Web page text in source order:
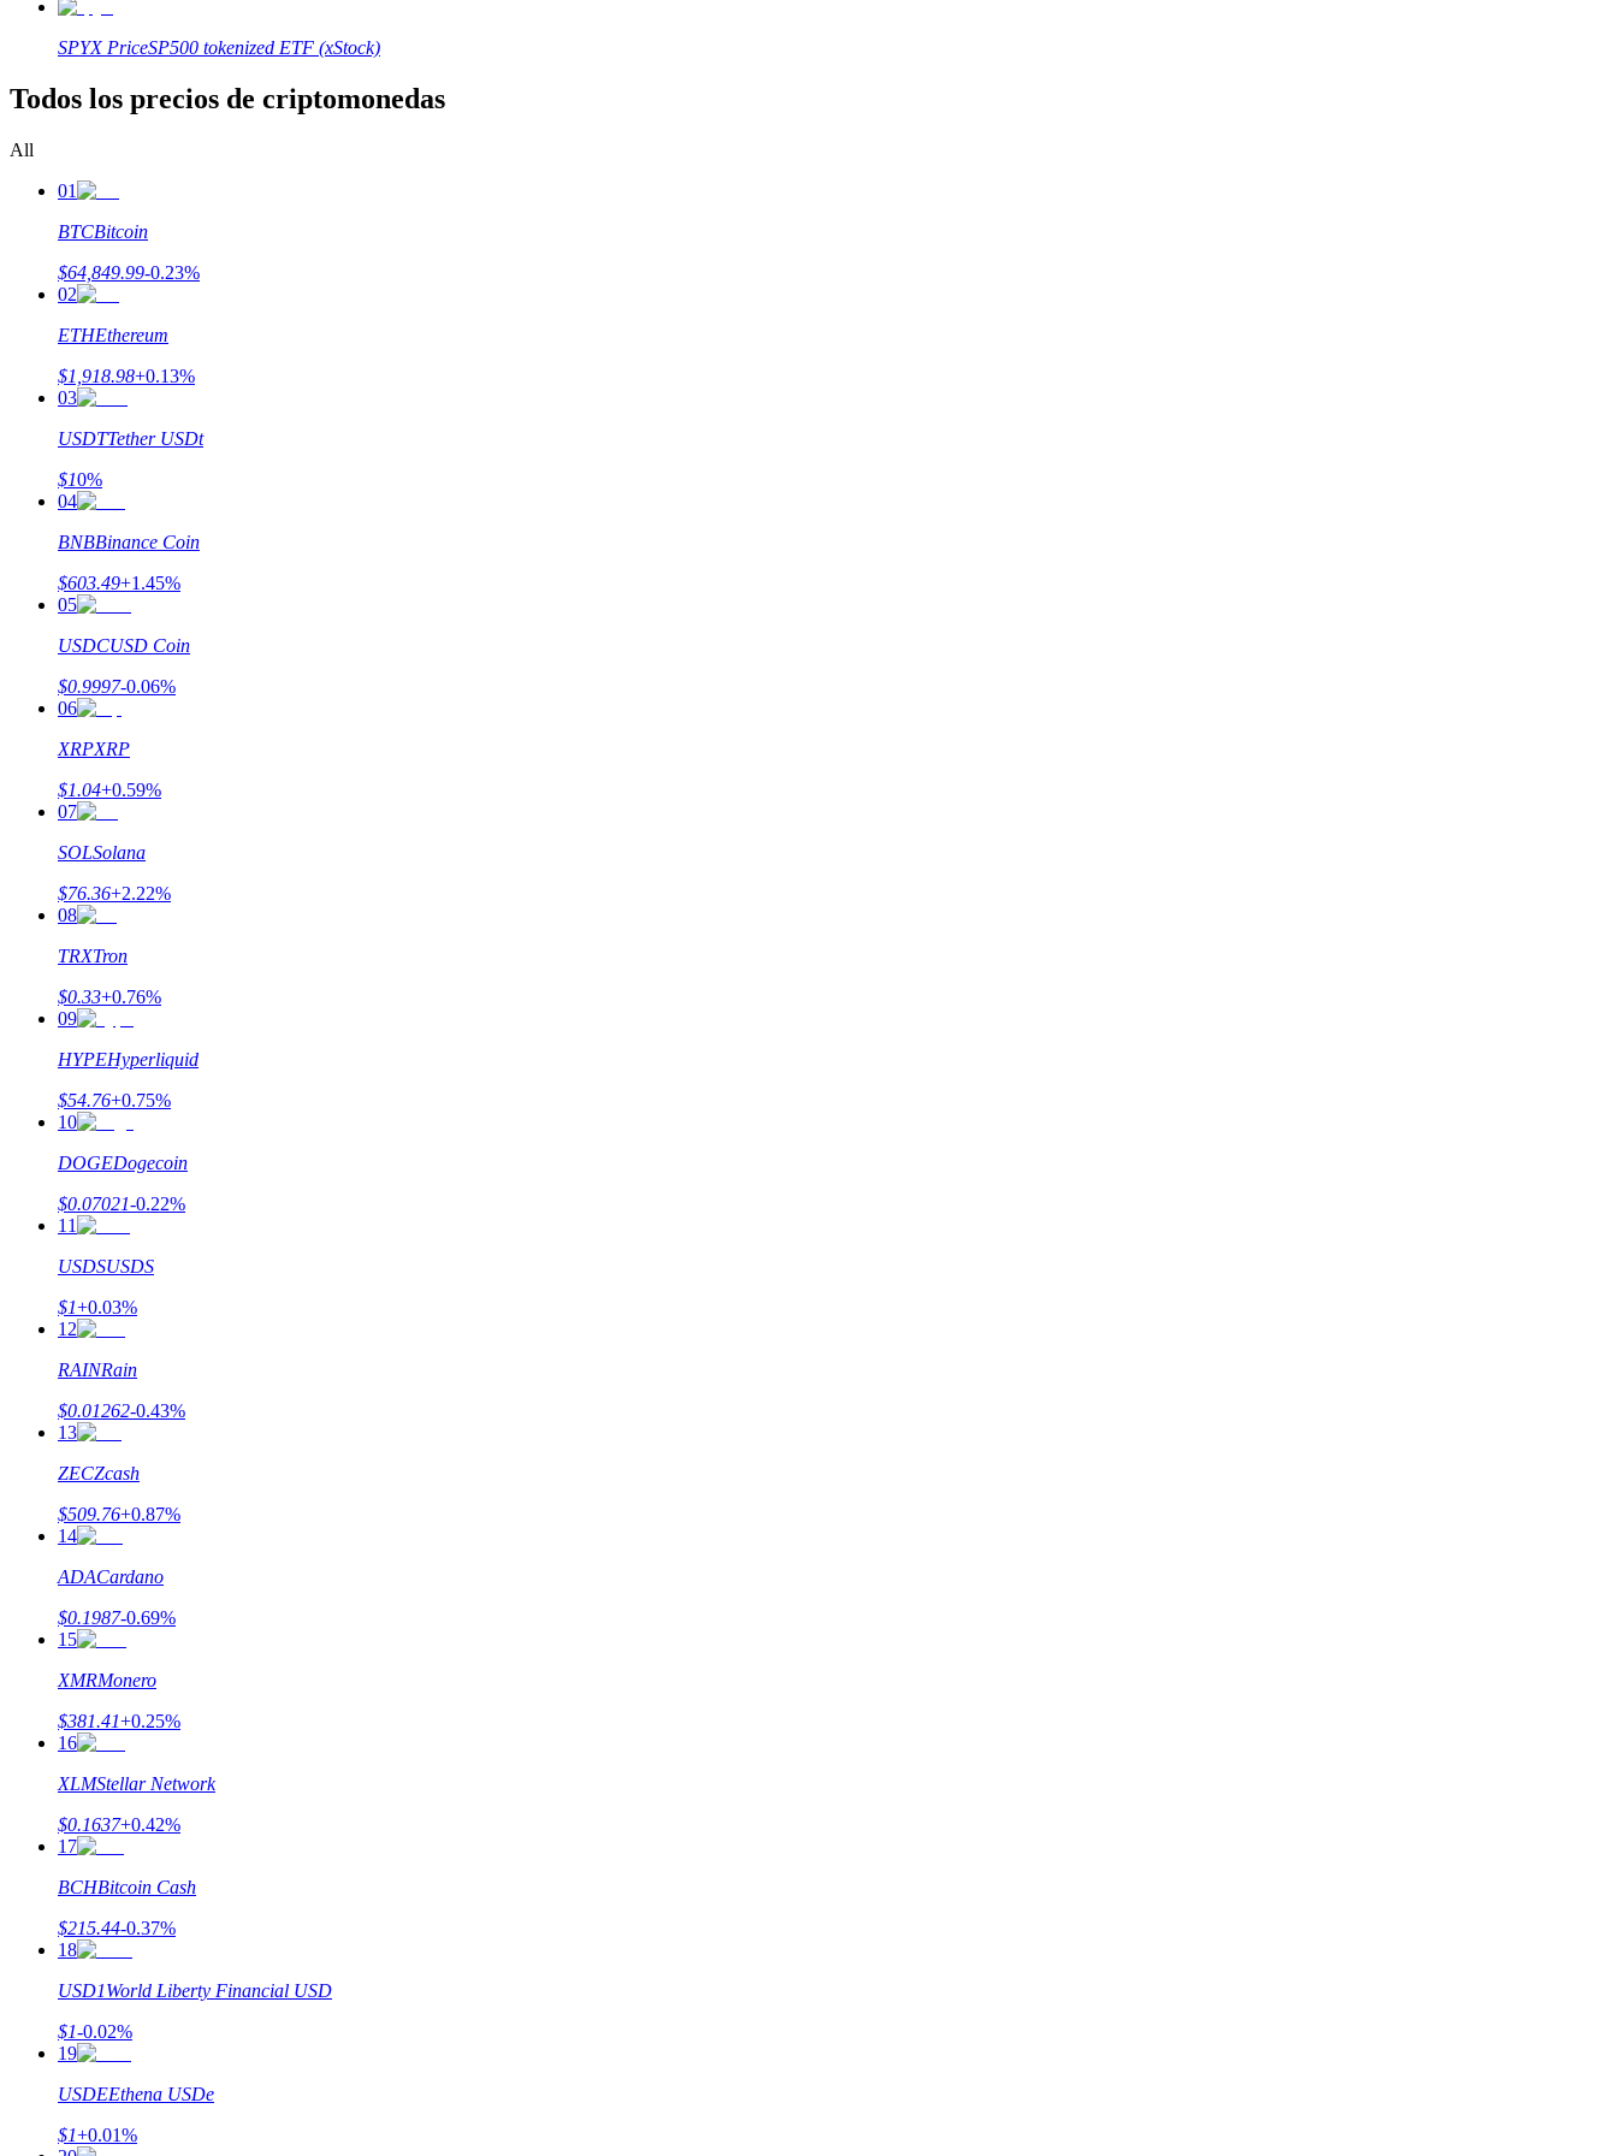
Guía
Guía de inicio de futuros
Estrategias comerciales
Aprenda cómo mantenerse rentable
Staking
Alta rentabilidad y acceso instantáneo
Launchpool
Participación flexible para ganar tokens populares
Bloqueos BTR
Inversiones exclusivas para titulares de BTR
Préstamos
Servicio de préstamos respaldado por criptomonedas
SPYXPriceSP500 tokenized ETF (xStock)
Todos los precios de criptomonedas
All
01
BTCBitcoin
$64,849.99-0.23%
02
ETHEthereum
$1,918.98+0.13%
03
USDTTether USDt
$10%
04
BNBBinance Coin
$603.49+1.45%
05
USDCUSD Coin
$0.9997-0.06%
06
XRPXRP
$1.04+0.59%
07
SOLSolana
$76.36+2.22%
08
TRXTron
$0.33+0.76%
09
HYPEHyperliquid
$54.76+0.75%
10
DOGEDogecoin
$0.07021-0.22%
11
USDSUSDS
$1+0.03%
12
RAINRain
$0.01262-0.43%
13
ZECZcash
$509.76+0.87%
14
ADACardano
$0.1987-0.69%
15
XMRMonero
$381.41+0.25%
16
XLMStellar Network
$0.1637+0.42%
17
BCHBitcoin Cash
$215.44-0.37%
18
USD1World Liberty Financial USD
$1-0.02%
19
USDEEthena USDe
$1+0.01%